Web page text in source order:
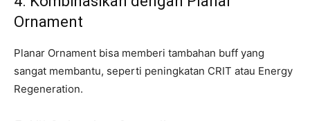
Ornament
Planar Ornament bisa memberi tambahan buff yang
sangat membantu, seperti peningkatan CRIT atau Energy
Regeneration.